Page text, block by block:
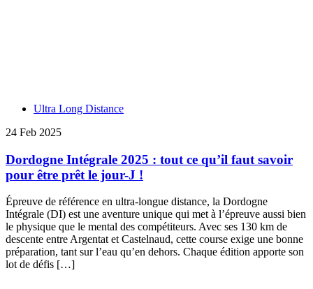
Ultra Long Distance
24 Feb 2025
Dordogne Intégrale 2025 : tout ce qu’il faut savoir
pour être prêt le jour-J !
Épreuve de référence en ultra-longue distance, la Dordogne
Intégrale (DI) est une aventure unique qui met à l’épreuve aussi bien
le physique que le mental des compétiteurs. Avec ses 130 km de
descente entre Argentat et Castelnaud, cette course exige une bonne
préparation, tant sur l’eau qu’en dehors. Chaque édition apporte son
lot de défis […]